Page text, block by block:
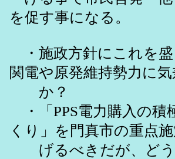
を促す事になる。
・施政方針にこれを
関電や原発維持勢力に
か？
・「PPS電力購入の積
くり」を門真市の重点
げるべきだが、どう